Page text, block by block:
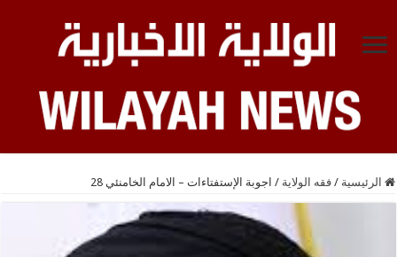
الرئيسية / فقه الولاية / اجوبة الإستفتاءات – الامام الخامنئي 28